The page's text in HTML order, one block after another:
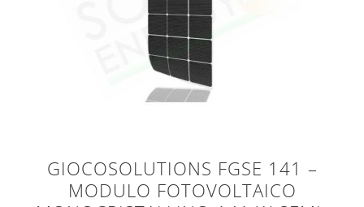
GIOCOSOLUTIONS FGSE 141 –
MODULO FOTOVOLTAICO